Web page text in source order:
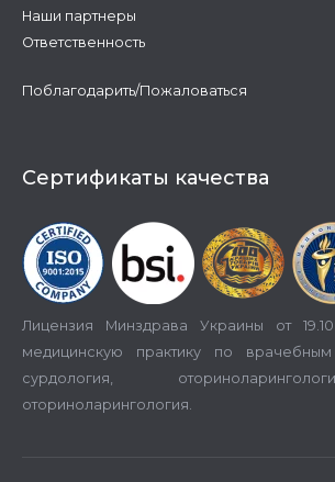
Наши партнеры
Ответственность
Поблагодарить/Пожаловаться
Сертификаты качества
Лицензия Минздрава Украины от
медицинскую практику по врачебным
сурдология,
оториноларингология.